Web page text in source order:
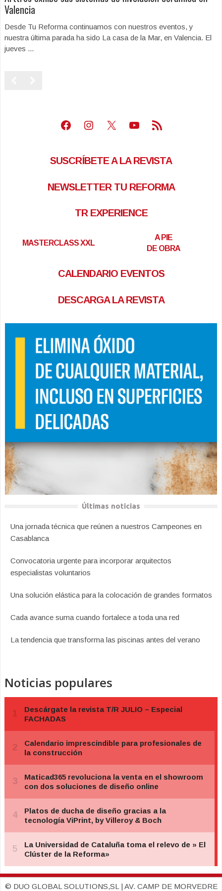
Valencia
Desde Tu Reforma continuamos con nuestros eventos, y
nuestra última parada ha sido La casa de la Mar, en Valencia. El
jueves ...
Facebook
Instagram
X Youtube
Feed RSS
SUSCRÍBETE A LA REVISTA
NEWSLETTER TU REFORMA
TR EXPERIENCE
MASTERCLASS XXL
A PIE
DE OBRA
CALENDARIO EVENTOS
DESCARGA LA REVISTA
Últimas noticias
Una jornada técnica que reúnen a nuestros Campeones en
Casablanca
Convocatoria urgente para incorporar arquitectos
especialistas voluntarios
Una solución elástica para la colocación de grandes formatos
Cada avance suma cuando fortalece a toda una red
La tendencia que transforma las piscinas antes del verano
Noticias populares
© DUO GLOBAL SOLUTIONS,SL | AV. CAMP DE MORVEDRE